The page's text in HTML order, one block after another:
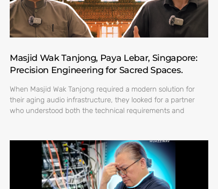
Masjid Wak Tanjong, Paya Lebar, Singapore:
Precision Engineering for Sacred Spaces.
When Masjid Wak Tanjong required a modern solution for
their aging audio infrastructure, they looked for a partner
who understood both the technical requirements and